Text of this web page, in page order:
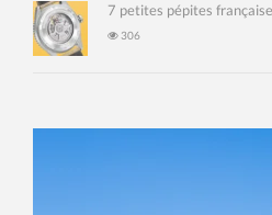
7 petites pépites
306